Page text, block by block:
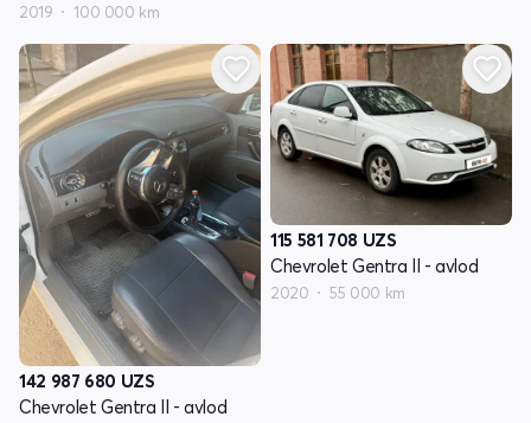
2019 100 000 km
142 987 680 UZS
Chevrolet Gentra II - avlod
115 581 708 UZS
Chevrolet Gentra II - avlod
2020 55 000 km